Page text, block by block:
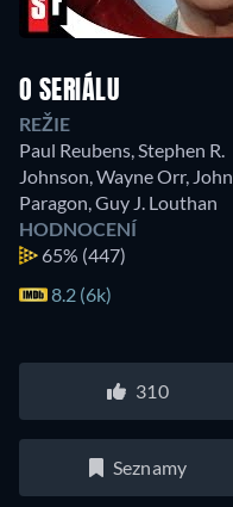
O SERIÁLU
REŽIE
Paul Reubens,Stephen R.
Johnson,Wayne Orr, John
Paragon,Guy J. Louthan
HODNOCENÍ
65% (447)
8.2 (6k)
310
Seznamy